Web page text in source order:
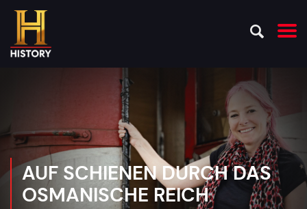
AUF SCHIENEN DURCH DAS
OSMANISCHE REICH